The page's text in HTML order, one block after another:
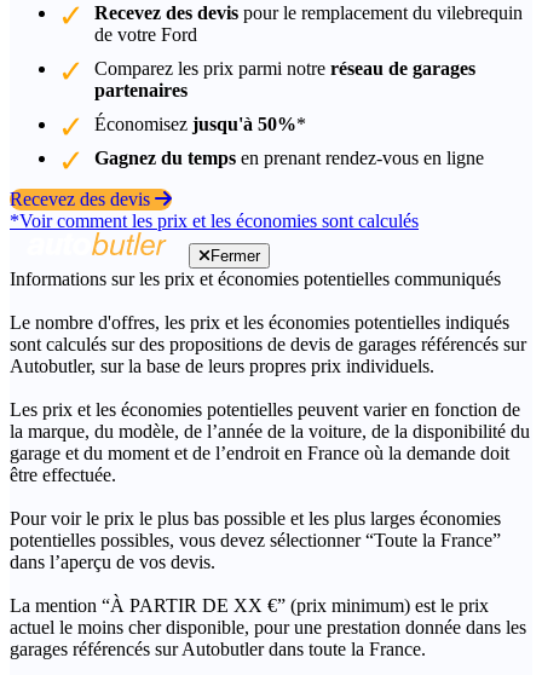
Recevez des devis pour le remplacement du vilebrequin
de votre Ford
Comparez les prix parmi notre réseau de garages
partenaires
Économisez jusqu'à 50%*
Gagnez du temps en prenant rendez-vous en ligne
Recevez des devis
*Voir comment les prix et les économies sont calculés
Fermer
Informations sur les prix et économies potentielles communiqués
Le nombre d'offres, les prix et les économies potentielles indiqués
sont calculés sur des propositions de devis de garages référencés sur
Autobutler, sur la base de leurs propres prix individuels.
Les prix et les économies potentielles peuvent varier en fonction de
la marque, du modèle, de l’année de la voiture, de la disponibilité du
garage et du moment et de l’endroit en France où la demande doit
être effectuée.
Pour voir le prix le plus bas possible et les plus larges économies
potentielles possibles, vous devez sélectionner “Toute la France”
dans l’aperçu de vos devis.
La mention “À PARTIR DE XX €” (prix minimum) est le prix
actuel le moins cher disponible, pour une prestation donnée dans les
garages référencés sur Autobutler dans toute la France.